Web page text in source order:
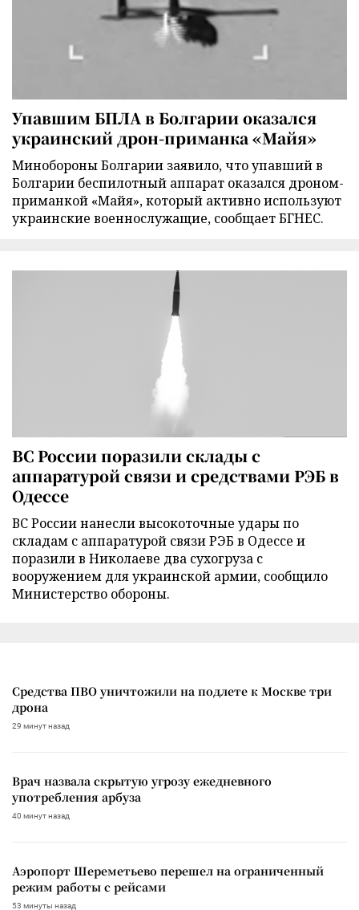
Упавшим БПЛА в Болгарии оказался
украинский дрон-приманка «Майя»
Минобороны Болгарии заявило, что упавший в
Болгарии беспилотный аппарат оказался дроном-
приманкой «Майя», который активно используют
украинские военнослужащие, сообщает БГНЕС.
ВС России поразили склады с
аппаратурой связи и средствами РЭБ в
Одессе
ВС России нанесли высокоточные удары по
складам с аппаратурой связи РЭБ в Одессе и
поразили в Николаеве два сухогруза с
вооружением для украинской армии, сообщило
Министерство обороны.
Средства ПВО уничтожили на подлете к Москве три
дрона
29 минут назад
Врач назвала скрытую угрозу ежедневного
употребления арбуза
40 минут назад
Аэропорт Шереметьево перешел на ограниченный
режим работы с рейсами
53 минуты назад